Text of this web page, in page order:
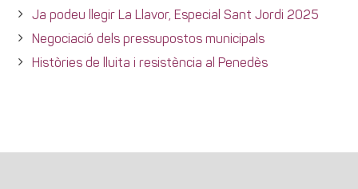
Ja podeu llegir La Llavor, Especial Sant Jordi 2025
Negociació dels pressupostos municipals
Històries de lluita i resistència al Penedès